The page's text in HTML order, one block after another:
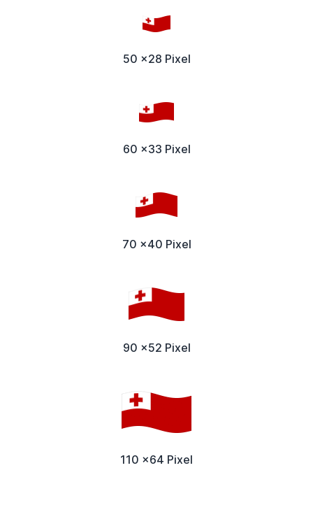
50 x28 Pixel
60 x33 Pixel
70 x40 Pixel
90 x52 Pixel
110 x64 Pixel